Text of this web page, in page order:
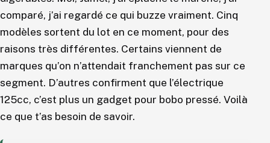
comparé, j’ai regardé ce qui buzze vraiment. Cinq
modèles sortent du lot en ce moment, pour des
raisons très différentes. Certains viennent de
marques qu’on n’attendait franchement pas sur ce
segment. D’autres confirment que l’électrique
125cc, c’est plus un gadget pour bobo pressé. Voilà
ce que t’as besoin de savoir.